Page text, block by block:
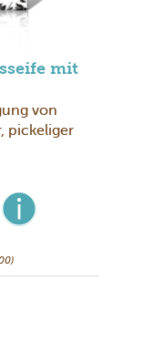
mit
von
pickeliger